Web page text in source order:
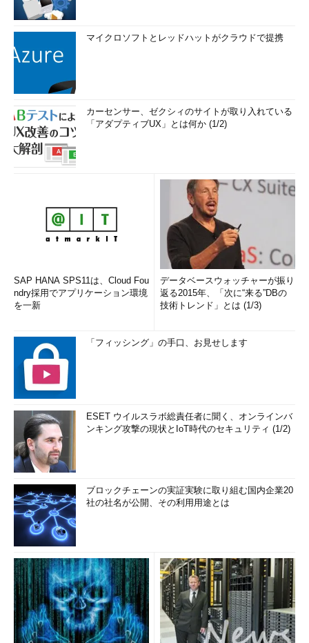
マイクロソフトとレッドハットがクラウドで提携
カーセンサー、ゼクシィのサイトが取り入れている
「アダプティブUX」とは何か (1/2)
SAP HANA SPS11は、Cloud Fou
ndry採用でアプリケーション環境
を一新
データベースウォッチャーが振り
返る2015年、「次に“来る”DBの
技術トレンド」とは (1/3)
「フィッシング」の手口、お見せします
ESET ウイルスラボ総責任者に聞く、オンラインバ
ンキング攻撃の現状とIoT時代のセキュリティ (1/2)
ブロックチェーンの実証実験に取り組む国内企業20
社の社名が公開、その利用用途とは